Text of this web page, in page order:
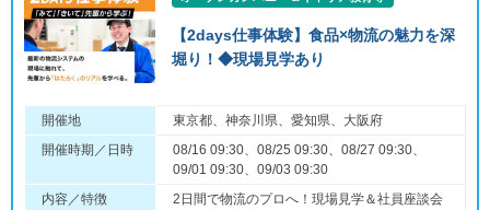
【2days仕事体験】食品×物流の魅力を深
堀り！◆現場見学あり
開催地
東京都、神奈川県、愛知県、大阪府
開催時期／日時
08/16 09:30、08/25 09:30、08/27 09:30、
09/01 09:30、09/03 09:30
内容／特徴
2日間で物流のプロへ！現場見学＆社員座談会